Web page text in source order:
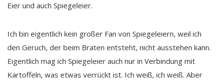
Eier und auch Spiegeleier.
Ich bin eigentlich kein großer Fan von Spiegeleiern, weil ich
den Geruch, der beim Braten entsteht, nicht ausstehen kann.
Eigentlich mag ich Spiegeleier auch nur in Verbindung mit
Kartoffeln, was etwas verrückt ist. Ich weiß, ich weiß. Aber